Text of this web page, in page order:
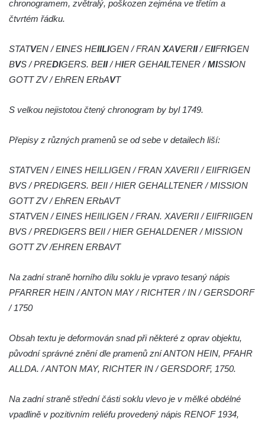
Socha Roháč v ZOO Hluboká
Socha Mystik v ZOO Hluboká
Socha Jana Valeria Jirsíka u Černé věže v
Socha Krista klesajícího pod křížem u
Budějovicích
kostela svaté Rodiny v Českých
Budějovicích
Socha Tornádo v parku na Senovážném
Sousoší Humanoidi na Lannově třídě v
Českých Budějovicích
Pomník Přemysla Otakara II. v parku Na
Sadech v Českých Budějovicích
Památník Otokara Mokrého v parku Na
chronogramem, zvětralý, poškozen zejména ve třetím a
čtvrtém řádku.
STATVEN / EINES HEIILIGEN / FRAN XAVERII/ EIIFRIGEN
BVS / PREDIGERS. BEII/ HIER GEHAILTENER /MISSION
GOTT ZV / EhREN ERbAVT
S velkou nejistotou čtený chronogram by byl 1749.
Přepisy z různých pramenů se od sebe v detailech liší:
STATVEN / EINES HEILLIGEN / FRAN XAVERII / EIIFRIGEN
BVS / PREDIGERS. BEII / HIER GEHALLTENER / MISSION
GOTT ZV / EhREN ERbAVT
STATVEN / EINES HEIILIGEN / FRAN. XAVERII / EIIFRIIGEN
BVS / PREDIGERS BEII / HIER GEHALDENER / MISSION
GOTT ZV /EHREN ERBAVT
Na zadní straně horního dílu soklu je vpravo tesaný nápis
PFARRER HEIN / ANTON MAY / RICHTER / IN / GERSDORF
/ 1750
Obsah textu je deformován snad při některé z oprav objektu,
původní správné znění dle pramenů zní ANTON HEIN, PFAHR
ALLDA. / ANTON MAY, RICHTER IN / GERSDORF, 1750.
Na zadní straně střední části soklu vlevo je v mělké obdélné
vpadlině v pozitivním reliéfu provedený nápis RENOF 1934,